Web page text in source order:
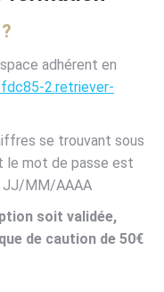
adhérent en
2.retriever-
se trouvant sous
le mot de passe est
JJ/MM/AAAA
soit validée,
de caution de 50€